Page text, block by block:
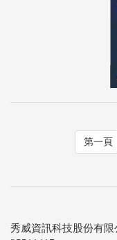
第一頁
秀威資訊科技股份有